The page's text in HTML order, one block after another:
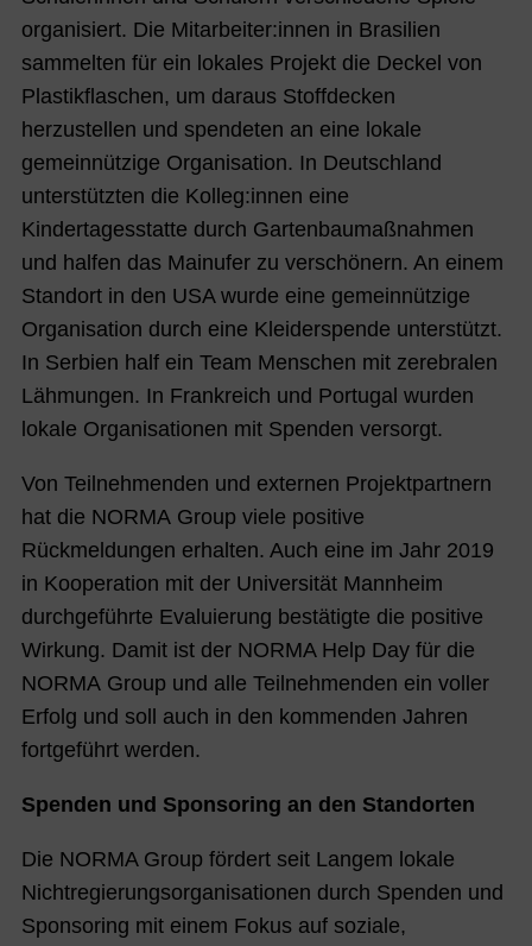
organisiert. Die Mitarbeiter:innen in Brasilien
sammelten für ein lokales Projekt die Deckel von
Plastikflaschen, um daraus Stoffdecken
herzustellen und spendeten an eine lokale
gemeinnützige Organisation. In Deutschland
unterstützten die Kolleg:innen eine
Kindertagesstatte durch Gartenbaumaßnahmen
und halfen das Mainufer zu verschönern. An einem
Standort in den USA wurde eine gemeinnützige
Organisation durch eine Kleiderspende unterstützt.
In Serbien half ein Team Menschen mit zerebralen
Lähmungen. In Frankreich und Portugal wurden
lokale Organisationen mit Spenden versorgt.
Von Teilnehmenden und externen Projektpartnern
hat die NORMA Group viele positive
Rückmeldungen erhalten. Auch eine im Jahr 2019
in Kooperation mit der Universität Mannheim
durchgeführte Evaluierung bestätigte die positive
Wirkung. Damit ist der NORMA Help Day für die
NORMA Group und alle Teilnehmenden ein voller
Erfolg und soll auch in den kommenden Jahren
fortgeführt werden.
Spenden und Sponsoring an den Standorten
Die NORMA Group fördert seit Langem lokale
Nichtregierungsorganisationen durch Spenden und
Sponsoring mit einem Fokus auf soziale,